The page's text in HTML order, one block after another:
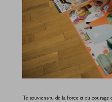
Te souviens-tu de la force et du